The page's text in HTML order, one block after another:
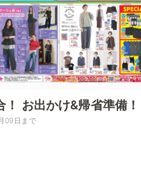
お出かけ&帰省準備！
09日まで